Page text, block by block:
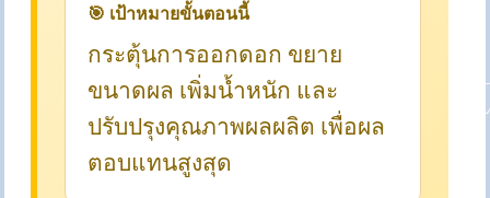
🎯 เป้าหมายขั้นตอนนี้
กระตุ้นการออกดอก ขยาย
ขนาดผล เพิ่มน้ำหนัก และ
ปรับปรุงคุณภาพผลผลิต เพื่อผล
ตอบแทนสูงสุด